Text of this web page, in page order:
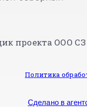
проекта ООО СЗ
Политика
Сделано в